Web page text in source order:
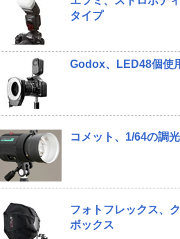
タイプ
Godox、LED48個使
コメット、1/64の調
フォトフレックス、
ボックス